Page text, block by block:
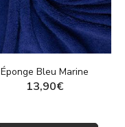
Éponge Bleu Marine
13,90€